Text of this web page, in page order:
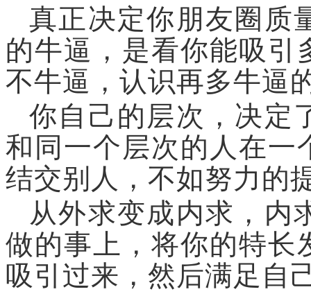
真正决定你朋友圈质
的牛逼，是看你能吸引
不牛逼，认识再多牛逼
你自己的层次，决定
和同一个层次的人在一
结交别人，不如努力的
从外求变成内求，内
做的事上，将你的特长
吸引过来，然后满足自